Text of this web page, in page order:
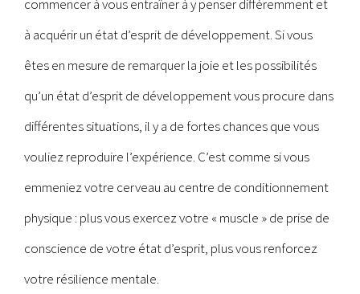
commencer à vous entraîner à y penser différemment et
à acquérir un état d’esprit de développement. Si vous
êtes en mesure de remarquer la joie et les possibilités
qu’un état d’esprit de développement vous procure dans
différentes situations, il y a de fortes chances que vous
vouliez reproduire l’expérience. C’est comme si vous
emmeniez votre cerveau au centre de conditionnement
physique : plus vous exercez votre « muscle » de prise de
conscience de votre état d’esprit, plus vous renforcez
votre résilience mentale.